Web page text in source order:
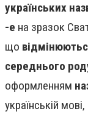
українських
-е на зразок
що
середнього
оформленням
українській